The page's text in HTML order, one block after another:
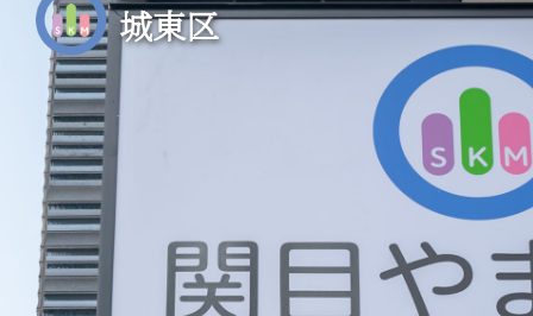
城東区